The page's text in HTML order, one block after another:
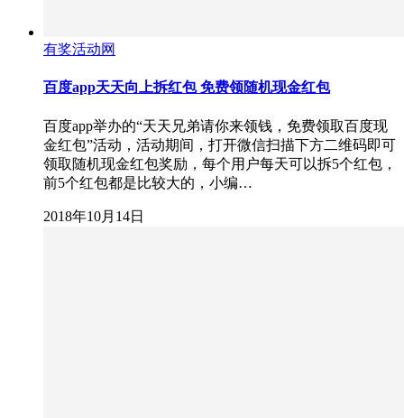
有奖活动网
百度app天天向上拆红包 免费领随机现金红包
百度app举办的“天天兄弟请你来领钱，免费领取百度现
金红包”活动，活动期间，打开微信扫描下方二维码即可
领取随机现金红包奖励，每个用户每天可以拆5个红包，
前5个红包都是比较大的，小编…
2018年10月14日